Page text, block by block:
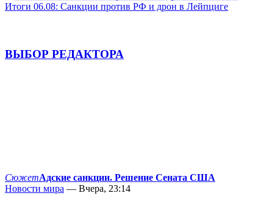
Итоги 06.08: Санкции против РФ и дрон в Лейпциге
ВЫБОР РЕДАКТОРА
СюжетАдские санкции. Решение Сената США
Новости мира — Вчера, 23:14